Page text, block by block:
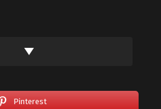
Pinterest